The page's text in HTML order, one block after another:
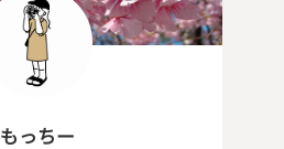
もっちー